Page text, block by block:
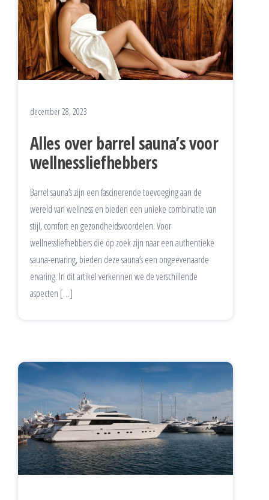
december 28, 2023
Alles over barrel sauna’s voor
wellnessliefhebbers
Barrel sauna’s zijn een fascinerende toevoeging aan de
wereld van wellness en bieden een unieke combinatie van
stijl, comfort en gezondheidsvoordelen. Voor
wellnessliefhebbers die op zoek zijn naar een authentieke
sauna-ervaring, bieden deze sauna’s een ongeëvenaarde
ervaring. In dit artikel verkennen we de verschillende
aspecten […]